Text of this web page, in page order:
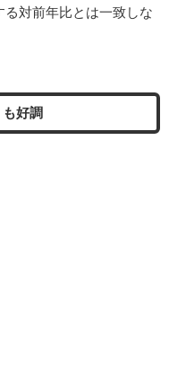
対前年比とは一致しな
好調